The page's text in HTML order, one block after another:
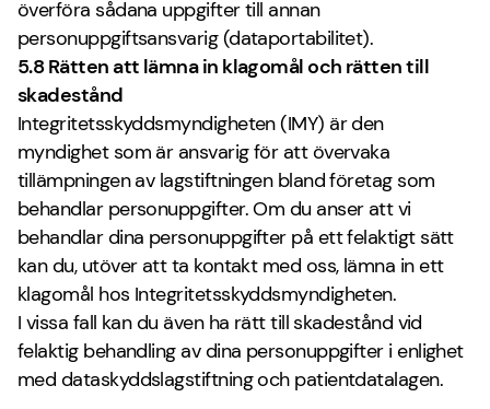
överföra sådana uppgifter till annan
personuppgiftsansvarig (dataportabilitet).
5.8 Rätten att lämna in klagomål och rätten till
skadestånd
Integritetsskyddsmyndigheten (IMY) är den
myndighet som är ansvarig för att övervaka
tillämpningen av lagstiftningen bland företag som
behandlar personuppgifter. Om du anser att vi
behandlar dina personuppgifter på ett felaktigt sätt
kan du, utöver att ta kontakt med oss, lämna in ett
klagomål hos Integritetsskyddsmyndigheten.
I vissa fall kan du även ha rätt till skadestånd vid
felaktig behandling av dina personuppgifter i enlighet
med dataskyddslagstiftning och patientdatalagen.